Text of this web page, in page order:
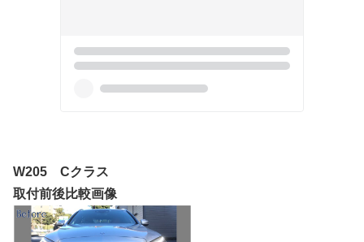
W205 Cクラス
取付前後比較画像